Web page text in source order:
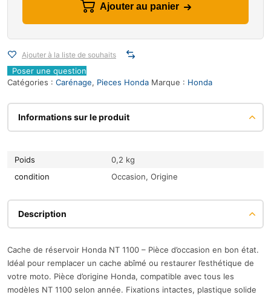
Ajouter au panier
Ajouter à la liste de souhaits
Poser une question
Catégories : Carénage, Pieces Honda Marque : Honda
Informations sur le produit
Poids
0,2 kg
condition
Occasion, Origine
Description
Cache de réservoir Honda NT 1100 – Pièce d’occasion en bon état.
Idéal pour remplacer un cache abîmé ou restaurer l’esthétique de
votre moto. Pièce d’origine Honda, compatible avec tous les
modèles NT 1100 selon année. Fixations intactes, plastique solide